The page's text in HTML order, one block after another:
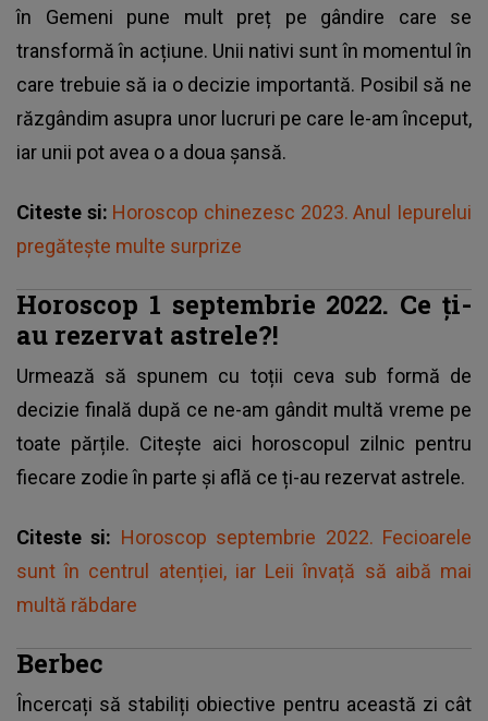
în Gemeni pune mult preț pe gândire care se
transformă în acțiune. Unii nativi sunt în momentul în
care trebuie să ia o decizie importantă. Posibil să ne
răzgândim asupra unor lucruri pe care le-am început,
iar unii pot avea o a doua șansă.
Citeste si: Horoscop chinezesc 2023. Anul Iepurelui
pregătește multe surprize
Horoscop 1 septembrie 2022. Ce ți-
au rezervat astrele?!
Urmează să spunem cu toții ceva sub formă de
decizie finală după ce ne-am gândit multă vreme pe
toate părțile. Citește aici horoscopul zilnic pentru
fiecare zodie în parte și află ce ți-au rezervat astrele.
Citeste si: Horoscop septembrie 2022. Fecioarele
sunt în centrul atenției, iar Leii învață să aibă mai
multă răbdare
Berbec
Încercați să stabiliți obiective pentru această zi cât